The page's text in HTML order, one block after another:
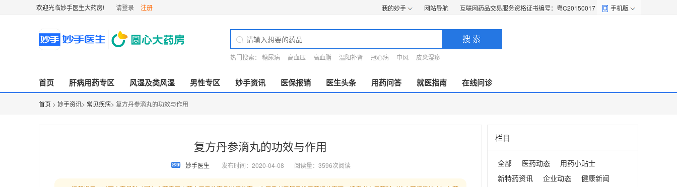
欢迎光临妙手医生大药房! 请登录 注册 我的妙手 网站导航 互联网药品交易服务资格证书编号：粤C20150017 手机版
搜 索
热门搜索： 糖尿病 高血压 高血脂 温阳补肾 冠心病 中风 皮炎湿疹
首页 肝病用药专区 风湿及类风湿 男性专区 妙手资讯 医保报销 医生头条 用药问答 就医指南 在线问诊
首页 > 妙手资讯> 常见疾病> 复方丹参滴丸的功效与作用
复方丹参滴丸的功效与作用
妙手医生 发布时间：2020-04-08 阅读量：3596次阅读
栏目
全部 医药动态
用药小贴士
新特药资讯
企业动态
健康新闻